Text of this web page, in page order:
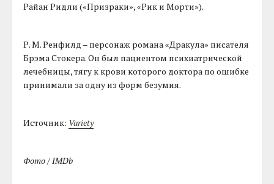
Райан Ридли («Призраки», «Рик и Морти»).
Р. М. Ренфилд – персонаж романа «Дракула» писателя
Брэма Стокера. Он был пациентом психиатрической
лечебницы, тягу к крови которого доктора по ошибке
принимали за одну из форм безумия.
Источник: Variety
Фото / IMDb